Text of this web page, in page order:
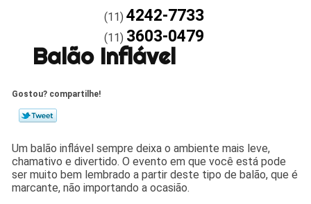
(11) 4242-7733
(11) 3603-0479
Balão Inflável
Gostou? compartilhe!
Um balão inflável sempre deixa o ambiente mais leve,
chamativo e divertido. O evento em que você está pode
ser muito bem lembrado a partir deste tipo de balão, que é
marcante, não importando a ocasião.